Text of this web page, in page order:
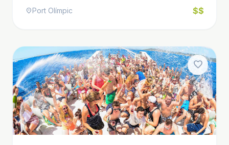
location_onPort Olímpic $$
favorite